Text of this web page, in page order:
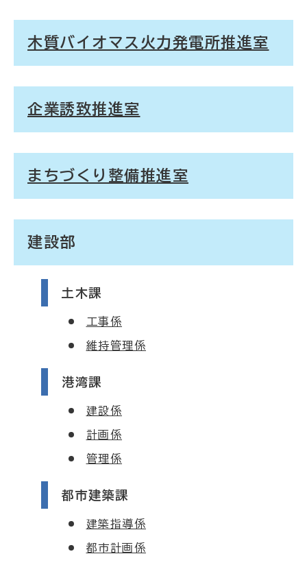
木質バイオマス火力発電所推進室
企業誘致推進室
まちづくり整備推進室
建設部
土木課
工事係
維持管理係
港湾課
建設係
計画係
管理係
都市建築課
建築指導係
都市計画係